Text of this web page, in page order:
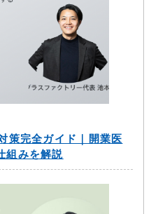
策完全ガイド｜開業医
組みを解説